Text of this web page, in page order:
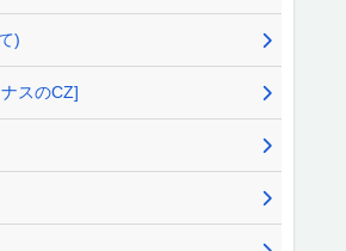
)
スのCZ]